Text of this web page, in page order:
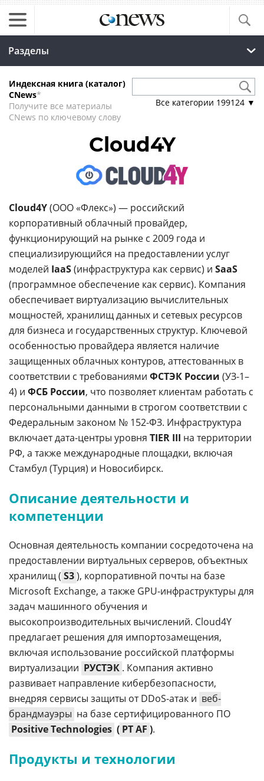
Разделы
Индексная книга (каталог)
CNews*
Получите все материалы
CNews по ключевому слову
Все категории 199124 ▼
Cloud4Y
Cloud4Y(ООО «Флекс») — российский
корпоративный облачный провайдер,
функционирующий на рынке с 2009 года и
специализирующийся на предоставлении услуг
моделей IaaS(инфраструктура как сервис) и SaaS
(программное обеспечение как сервис). Компания
обеспечивает виртуализацию вычислительных
мощностей, хранилищ данных и сетевых ресурсов
для бизнеса и государственных структур. Ключевой
особенностью провайдера является наличие
защищенных облачных контуров, аттестованных в
соответствии с требованиями ФСТЭК России (УЗ-1–
4) и ФСБ России, что позволяет клиентам работать с
персональными данными в строгом соответствии с
Федеральным законом № 152-ФЗ. Инфраструктура
включает дата-центры уровня TIER III на территории
РФ, а также международные площадки, включая
Стамбул (Турция) и Новосибирск.
Описание деятельности и
компетенции
Основная деятельность компании сосредоточена на
предоставлении виртуальных серверов, объектных
хранилищ ( S3), корпоративной почты на базе
Microsoft Exchange, а также GPU-инфраструктуры для
задач машинного обучения и
высокопроизводительных вычислений. Cloud4Y
предлагает решения для импортозамещения,
включая использование российской платформы
виртуализации РУСТЭК . Компания активно
развивает направление кибербезопасности,
внедряя сервисы защиты от DDoS-атак и веб-
брандмауэры на базе сертифицированного ПО
Positive Technologies ( PT AF ).
Продукты и технологии